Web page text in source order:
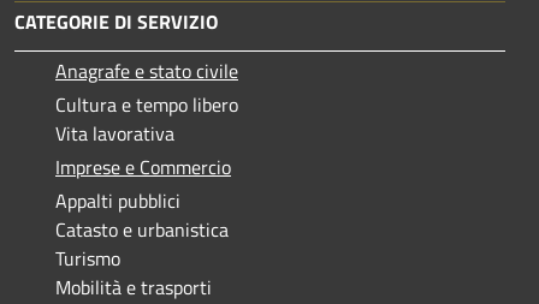
CATEGORIE DI SERVIZIO
Anagrafe e stato civile
Cultura e tempo libero
Vita lavorativa
Imprese e Commercio
Appalti pubblici
Catasto e urbanistica
Turismo
Mobilità e trasporti